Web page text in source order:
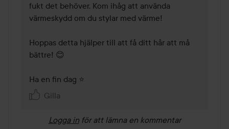
fukt det behöver. Kom ihåg att använda
värmeskydd om du stylar med värme!
Hoppas detta hjälper till att få ditt hår att må
bättre! 😊
Ha en fin dag ⭐
Gilla
Logga in för att lämna en kommentar